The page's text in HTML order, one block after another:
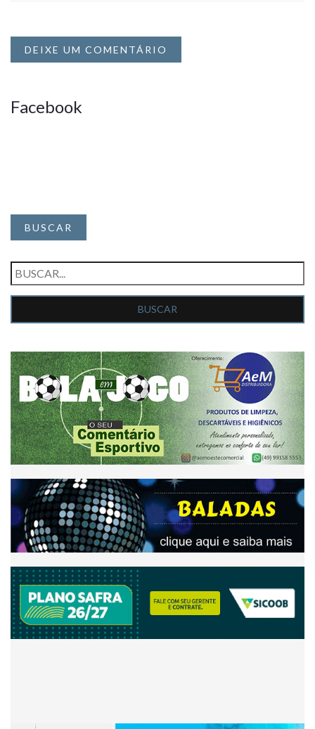
DEIXE UM COMENTÁRIO
Facebook
BUSCAR